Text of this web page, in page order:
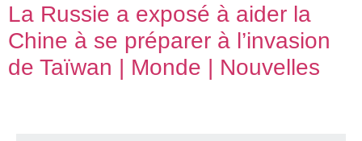
La Russie a exposé à aider la
Chine à se préparer à l’invasion
de Taïwan | Monde | Nouvelles